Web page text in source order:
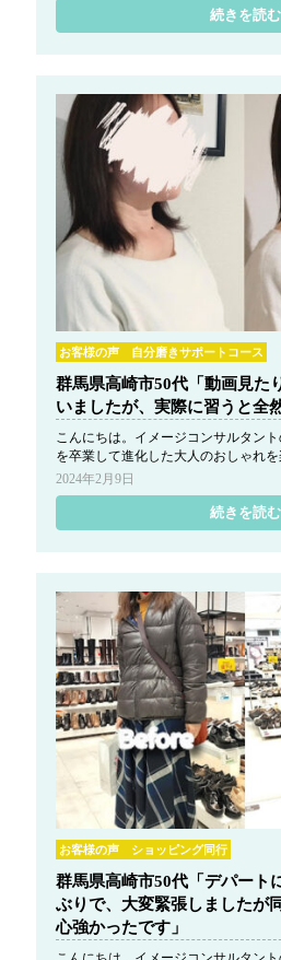
続きを読む
お客様の声 自分磨きサポートコース
群馬県高崎市50代「動画見た
いましたが、実際に習うと全
こんにちは。イメージコンサルタン
を卒業して進化した大人のおしゃれ
2024年2月9日
続きを読む
お客様の声 ショッピング同行
群馬県高崎市50代「デパート
ぶりで、大変緊張しましたが
心強かったです」